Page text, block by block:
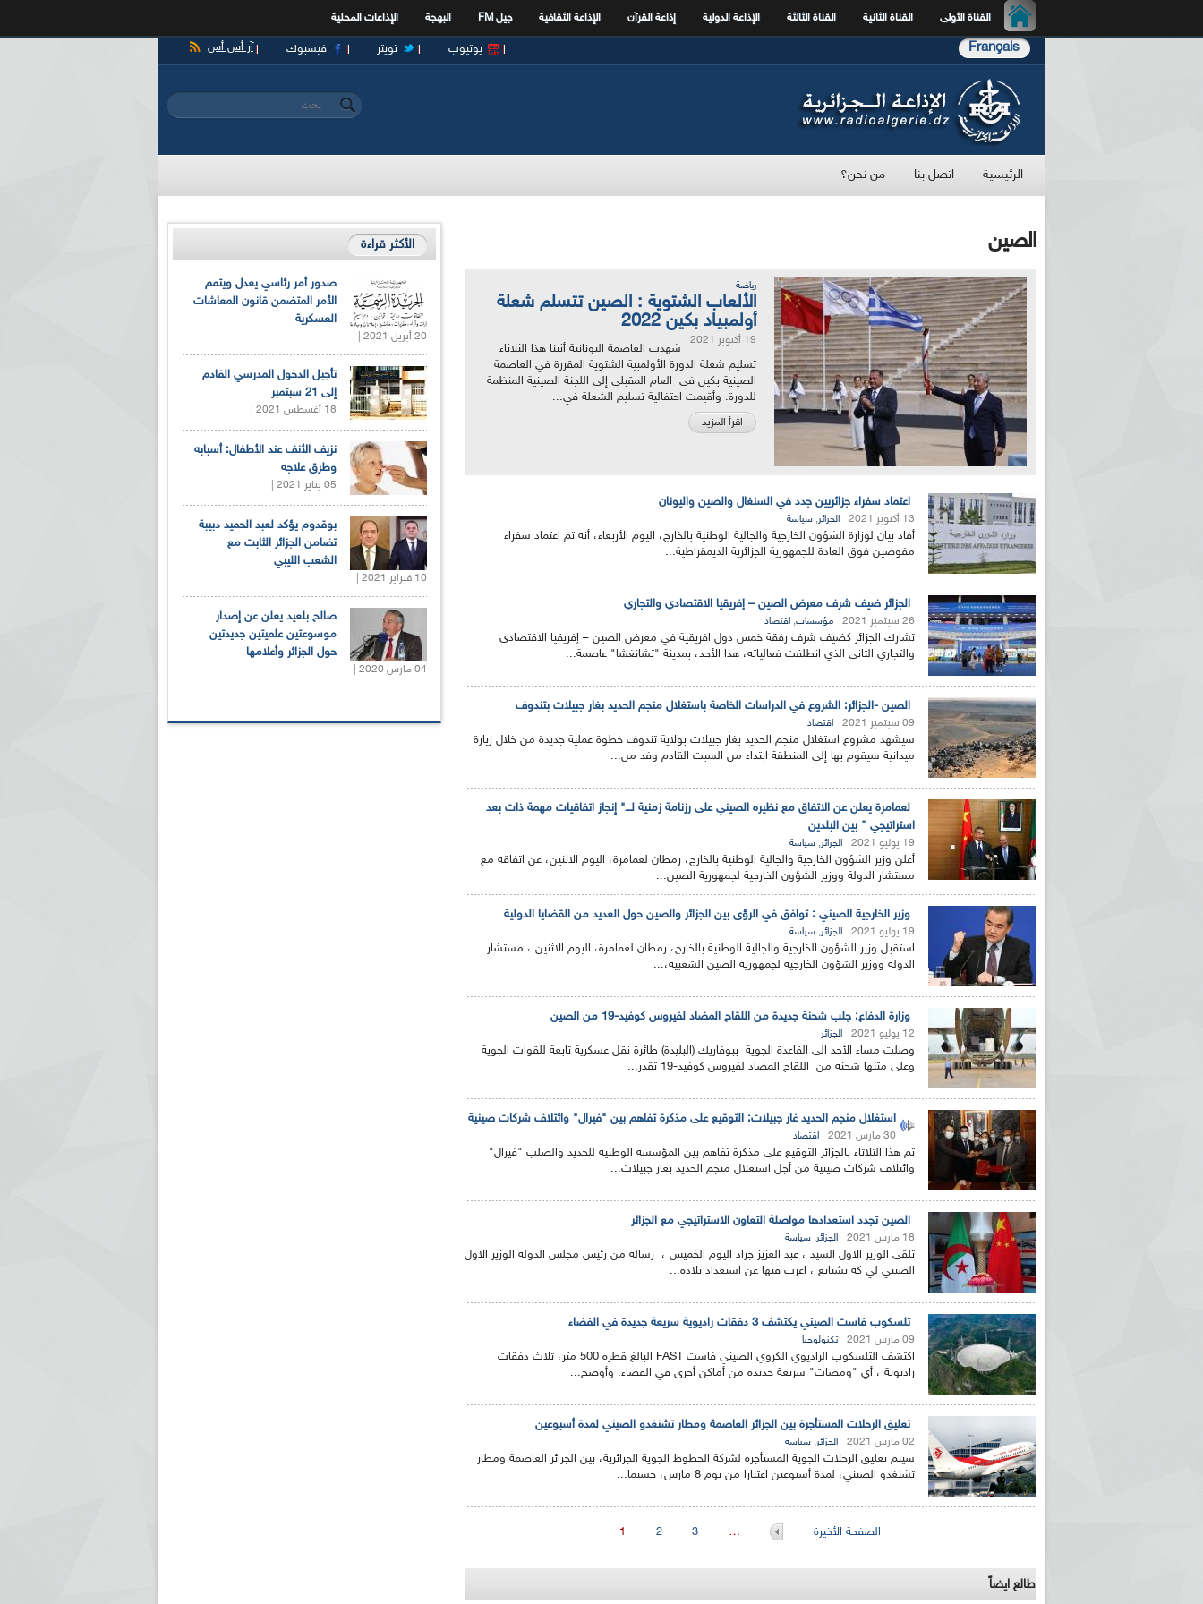
القناة الأولى القناة الثانية القناة الثالثة الإذاعة الدولية إذاعة القرآن الإذاعة الثقافية جيل FM البهجة الإذاعات المحلية
Français آر أس أس فيسبوك تويتر يوتيوب
استمارة البحث
‏بحث ‏
الرئيسية اتصل بنا من نحن؟
الصين
رياضة
الألعاب الشتوية : الصين تتسلم شعلة
أولمبياد بكين 2022
19 أكتوبر 2021
شهدت العاصمة اليونانية أثينا هذا الثلاثاء
تسليم شعلة الدورة الأولمبية الشتوية المقررة في العاصمة
الصينية بكين في العام المقبلي إلى اللجنة الصينية المنظمة
للدورة. وأقيمت احتفالية تسليم الشعلة في...
اقرأ المزيد
اعتماد سفراء جزائريين جدد في السنغال والصين واليونان
13 أكتوبر 2021 الجزائر, سياسة
أفاد بيان لوزارة الشؤون الخارجية والجالية الوطنية بالخارج، اليوم الأربعاء، أنه تم اعتماد سفراء
مفوضين فوق العادة للجمهورية الجزائرية الديمقراطية...
الجزائر ضيف شرف معرض الصين – إفريقيا الاقتصادي والتجاري
26 سبتمبر 2021 مؤسسات, اقتصاد
تشارك الجزائر كضيف شرف رفقة خمس دول افريقية في معرض الصين – إفريقيا الاقتصادي
والتجاري الثاني الذي انطلقت فعالياته، هذا الأحد، بمدينة "تشانغشا" عاصمة...
الصين -الجزائر: الشروع في الدراسات الخاصة باستغلال منجم الحديد بغار جبيلات بتندوف
09 سبتمبر 2021 اقتصاد
سيشهد مشروع استغلال منجم الحديد بغار جبيلات بولاية تندوف خطوة عملية جديدة من خلال زيارة
ميدانية سيقوم بها إلى المنطقة ابتداء من السبت القادم وفد من...
لعمامرة يعلن عن الاتفاق مع نظيره الصيني على رزنامة زمنية لـــ" إنجاز اتفاقيات مهمة ذات بعد
استراتيجي " بين البلدين
19 يوليو 2021 الجزائر, سياسة
أعلن وزير الشؤون الخارجية والجالية الوطنية بالخارج، رمطان لعمامرة، اليوم الاثنين، عن اتفاقه مع
مستشار الدولة ووزير الشؤون الخارجية لجمهورية الصين...
وزير الخارجية الصيني : توافق في الرؤى بين الجزائر والصين حول العديد من القضايا الدولية
19 يوليو 2021 الجزائر, سياسة
استقبل وزير الشؤون الخارجية والجالية الوطنية بالخارج، رمطان لعمامرة، اليوم الاثنين ، مستشار
الدولة ووزير الشؤون الخارجية لجمهورية الصين الشعبية،...
وزارة الدفاع: جلب شحنة جديدة من اللقاح المضاد لفيروس كوفيد-19 من الصين
12 يوليو 2021 الجزائر
وصلت مساء الأحد الى القاعدة الجوية ببوفاريك (البليدة) طائرة نقل عسكرية تابعة للقوات الجوية
وعلى متنها شحنة من اللقاح المضاد لفيروس كوفيد-19 تقدر...
استغلال منجم الحديد غار جبيلات: التوقيع على مذكرة تفاهم بين "فيرال" وائتلاف شركات صينية
30 مارس 2021 اقتصاد
تم هذا الثلاثاء بالجزائر التوقيع على مذكرة تفاهم بين المؤسسة الوطنية للحديد والصلب "فيرال"
وائتلاف شركات صينية من أجل استغلال منجم الحديد بغار جبيلات...
الصين تجدد استعدادها مواصلة التعاون الاستراتيجي مع الجزائر
18 مارس 2021 الجزائر, سياسة
تلقى الوزير الاول السيد ، عبد العزيز جراد اليوم الخميس ، رسالة من رئيس مجلس الدولة الوزير الاول
الصيني لي كه تشيانغ ، اعرب فيها عن استعداد بلاده...
تلسكوب فاست الصيني يكتشف 3 دفقات راديوية سريعة جديدة في الفضاء
09 مارس 2021 تكنولوجيا
اكتشف التلسكوب الراديوي الكروي الصيني فاست FAST البالغ قطره 500 متر، ثلاث دفقات
راديوية ، أي "ومضات" سريعة جديدة من أماكن أخرى في الفضاء. وأوضح...
تعليق الرحلات المستأجرة بين الجزائر العاصمة ومطار تشنغدو الصيني لمدة أسبوعين
02 مارس 2021 الجزائر, سياسة
سيتم تعليق الرحلات الجوية المستأجرة لشركة الخطوط الجوية الجزائرية، بين الجزائر العاصمة ومطار
تشنغدو الصيني، لمدة أسبوعين اعتبارا من يوم 8 مارس، حسبما...
1 2 3 … الصفحة الأخيرة
طالع ايضاً
الأكثر قراءة
صدور أمر رئاسي يعدل ويتمم
الأمر المتضمن قانون المعاشات
العسكرية
20 أبريل 2021 |
تأجيل الدخول المدرسي القادم
إلى 21 سبتمبر
18 أغسطس 2021 |
نزيف الأنف عند الأطفال: أسبابه
وطرق علاجه
05 يناير 2021 |
بوقدوم يؤكد لعبد الحميد دبيبة
تضامن الجزائر الثابت مع
الشعب الليبي
10 فبراير 2021 |
صالح بلعيد يعلن عن إصدار
موسوعتين علميتين جديدتين
حول الجزائر وأعلامها
04 مارس 2020 |